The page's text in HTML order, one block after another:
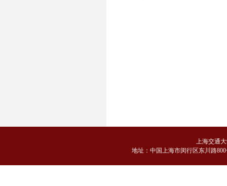
上海交通
地址：中国上海市闵行区东川路